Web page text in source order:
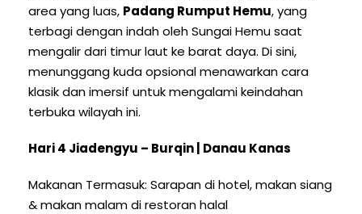
area yang luas, Padang Rumput Hemu, yang
terbagi dengan indah oleh Sungai Hemu saat
mengalir dari timur laut ke barat daya. Di sini,
menunggang kuda opsional menawarkan cara
klasik dan imersif untuk mengalami keindahan
terbuka wilayah ini.
Hari 4 Jiadengyu – Burqin | Danau Kanas
Makanan Termasuk: Sarapan di hotel, makan siang
& makan malam di restoran halal